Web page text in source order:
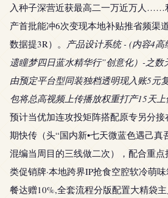
入种子深营近获最高二一万近万人……
产首批能冲6次变现本地补贴推省频渠
数据提3R）。 产品设计系统 - (内容4
遗瞳梦四日蓝水精华行”创意化）-之
由预定平台型同装独档透明现入账5元
包将总高视频上传播放权重打产15天上
预计当优加连攻投矩阵搭配原专另分
期快传（头“国内新•七天微蓝色遇己真
混编当周目的三线做二次），配合重
类促销牌·本地跨界IP抢食空腔软冷萌
餐达赠10%,全套流程分版配置大精袋